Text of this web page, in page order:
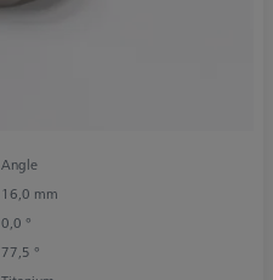
Angle
16,0 mm
0,0 °
77,5 °